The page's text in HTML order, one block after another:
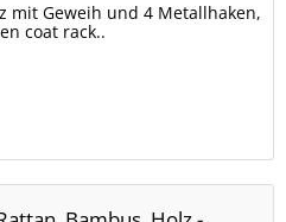
mit Geweih und 4 Metallhaken,
coat rack..